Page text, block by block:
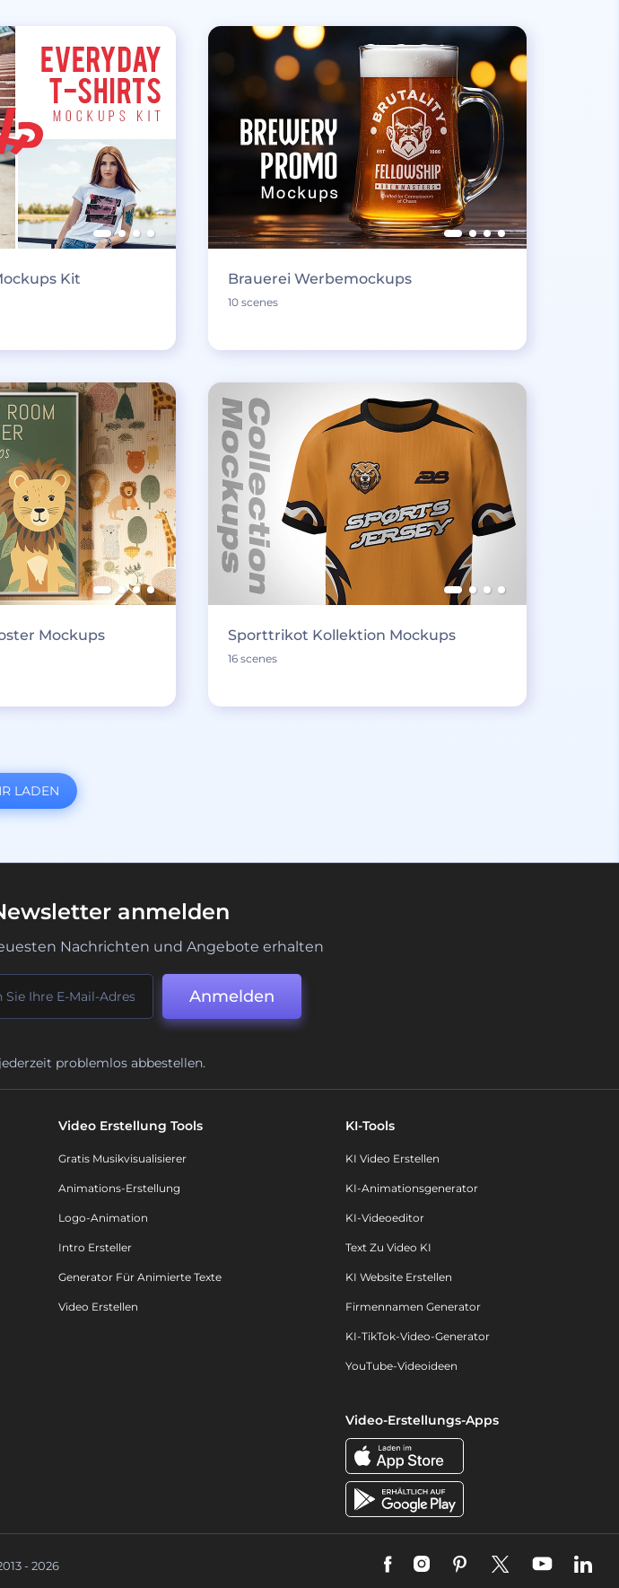
Kit Brauerei Werbemockups
10 scenes
Mockups Sporttrikot Kollektion Mockups
16 scenes
LADEN
anmelden
Nachrichten und Angebote erhalten
Anmelden
problemlos abbestellen.
Video Erstellung Tools
Gratis Musikvisualisierer
Animations-Erstellung
Logo-Animation
Intro Ersteller
Generator Für Animierte Texte
Video Erstellen
KI-Tools
KI Video Erstellen
KI-Animationsgenerator
KI-Videoeditor
Text Zu Video KI
KI Website Erstellen
Firmennamen Generator
KI-TikTok-Video-Generator
YouTube-Videoideen
Video-Erstellungs-Apps
- 2026